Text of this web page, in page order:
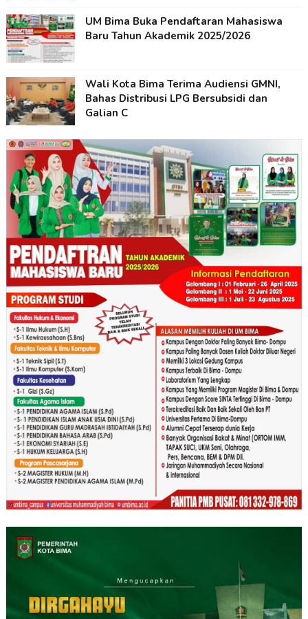
UM Bima Buka Pendaftaran Mahasiswa
Baru Tahun Akademik 2025/2026
Wali Kota Bima Terima Audiensi GMNI,
Bahas Distribusi LPG Bersubsidi dan
Galian C